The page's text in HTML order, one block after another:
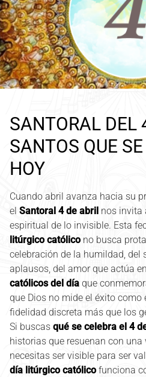
SANTORAL DEL
SANTOS QUE
HOY
Cuando abril avanza hacia su
el Santoral 4 de abril nos invita
espiritual de lo invisible. Esta
litúrgico católicono busca
celebración de la humildad, del
aplausos, del amor que actúa
católicos del día que
que Dios no mide el éxito como
fidelidad discreta más que los
Si buscas qué se celebra el 4
historias que resuenan con una
necesitas ser visible para ser
día litúrgico católicofunciona